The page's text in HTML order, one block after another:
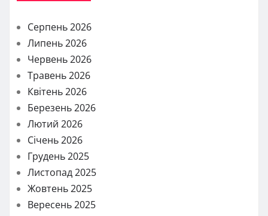
Серпень 2026
Липень 2026
Червень 2026
Травень 2026
Квітень 2026
Березень 2026
Лютий 2026
Січень 2026
Грудень 2025
Листопад 2025
Жовтень 2025
Вересень 2025